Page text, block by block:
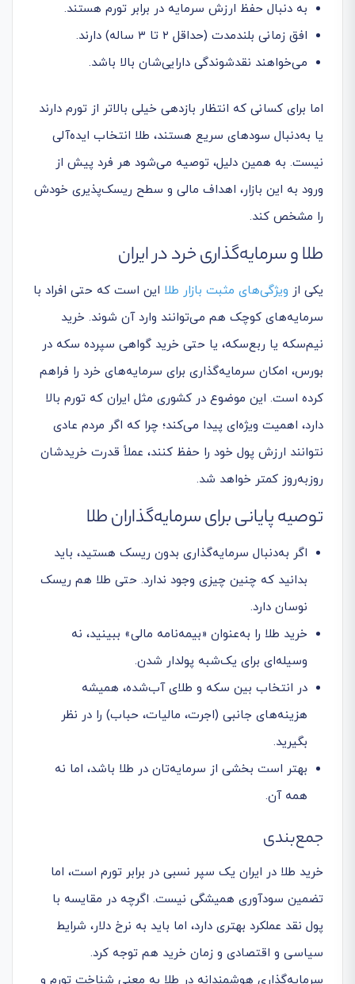
به دنبال حفظ ارزش سرمایه در برابر تورم هستند.
افق زمانی بلندمدت (حداقل ۲ تا ۳ ساله) دارند.
می‌خواهند نقدشوندگی دارایی‌شان بالا باشد.
اما برای کسانی که انتظار بازدهی خیلی بالاتر از تورم دارند
یا به‌دنبال سودهای سریع هستند، طلا انتخاب ایده‌آلی
نیست. به همین دلیل، توصیه می‌شود هر فرد پیش از
ورود به این بازار، اهداف مالی و سطح ریسک‌پذیری خودش
را مشخص کند.
طلا و سرمایه‌گذاری خرد در ایران
یکی از ویژگی‌های مثبت بازار طلا این است که حتی افراد با
سرمایه‌های کوچک هم می‌توانند وارد آن شوند. خرید
نیم‌سکه یا ربع‌سکه، یا حتی خرید گواهی سپرده سکه در
بورس، امکان سرمایه‌گذاری برای سرمایه‌های خرد را فراهم
کرده است. این موضوع در کشوری مثل ایران که تورم بالا
دارد، اهمیت ویژه‌ای پیدا می‌کند؛ چرا که اگر مردم عادی
نتوانند ارزش پول خود را حفظ کنند، عملاً قدرت خریدشان
روزبه‌روز کمتر خواهد شد.
توصیه پایانی برای سرمایه‌گذاران طلا
اگر به‌دنبال سرمایه‌گذاری بدون ریسک هستید، باید
بدانید که چنین چیزی وجود ندارد. حتی طلا هم ریسک
نوسان دارد.
خرید طلا را به‌عنوان «بیمه‌نامه مالی» ببینید، نه
وسیله‌ای برای یک‌شبه پولدار شدن.
در انتخاب بین سکه و طلای آب‌شده، همیشه
هزینه‌های جانبی (اجرت، مالیات، حباب) را در نظر
بگیرید.
بهتر است بخشی از سرمایه‌تان در طلا باشد، اما نه
همه آن.
جمع‌بندی
خرید طلا در ایران یک سپر نسبی در برابر تورم است، اما
تضمین سودآوری همیشگی نیست. اگرچه در مقایسه با
پول نقد عملکرد بهتری دارد، اما باید به نرخ دلار، شرایط
سیاسی و اقتصادی و زمان خرید هم توجه کرد.
سرمایه‌گذاری هوشمندانه در طلا به معنی شناخت تورم و